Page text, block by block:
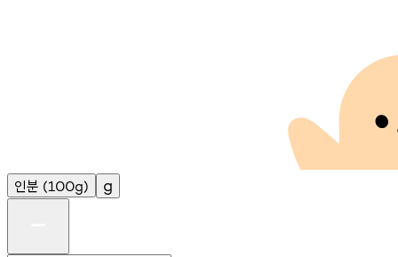
인분 (100g) g